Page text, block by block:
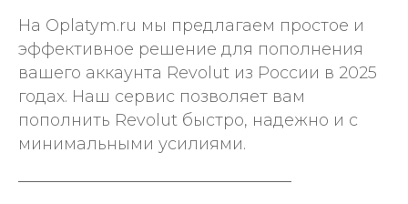
На Oplatym.ru мы предлагаем простое и
эффективное решение для пополнения
вашего аккаунта Revolut из России в 2025
годах. Наш сервис позволяет вам
пополнить Revolut быстро, надежно и с
минимальными усилиями.